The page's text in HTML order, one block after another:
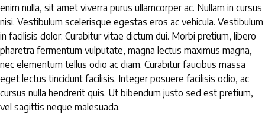
enim nulla, sit amet viverra purus ullamcorper ac. Nullam in cursus
nisi. Vestibulum scelerisque egestas eros ac vehicula. Vestibulum
in facilisis dolor. Curabitur vitae dictum dui. Morbi pretium, libero
pharetra fermentum vulputate, magna lectus maximus magna,
nec elementum tellus odio ac diam. Curabitur faucibus massa
eget lectus tincidunt facilisis. Integer posuere facilisis odio, ac
cursus nulla hendrerit quis. Ut bibendum justo sed est pretium,
vel sagittis neque malesuada.